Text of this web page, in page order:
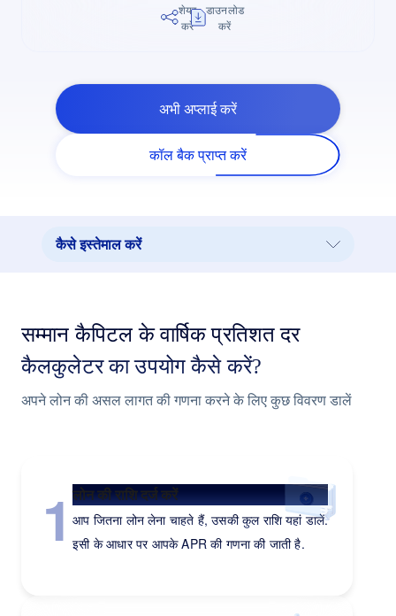
शेयर
करें
डाउनलोड
करें
अभी अप्लाई करें
कॉल बैक प्राप्त करें
कैसे इस्तेमाल करें
अन्य कैलकुलेटर देखें
आपके शहर में होम लोन
अलग-अलग बजट के लिए होम लोन
सम्मान कैपिटल के वार्षिक प्रतिशत दर
कैलकुलेटर का उपयोग कैसे करें?
अपने लोन की असल लागत की गणना करने के लिए कुछ विवरण डालें
1लोन की राशि दर्ज करें
आप जितना लोन लेना चाहते हैं, उसकी कुल राशि यहां डालें.
इसी के आधार पर आपके APR की गणना की जाती है.